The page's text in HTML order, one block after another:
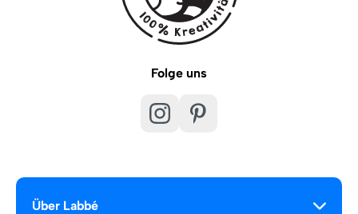
Folge uns
Über Labbé